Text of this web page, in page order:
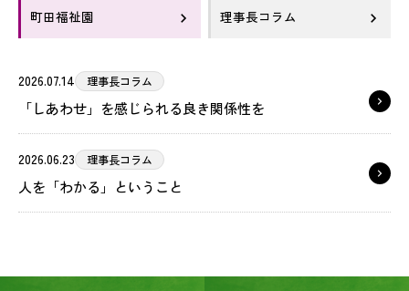
2026.07.14 理事長コラム
「しあわせ」を感じられる良き関係性を
2026.06.23 理事長コラム
人を「わかる」ということ
町田福祉園 理事長コラム